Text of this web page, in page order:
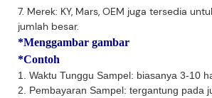
7. Merek: KY, Mars, OEM juga tersedia
jumlah besar.
*Menggambar gambar
*Contoh
1. Waktu Tunggu Sampel: biasanya 3-10
2. Pembayaran Sampel: tergantung pada